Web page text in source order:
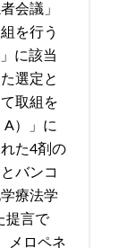
会議」
を行う
に該当
選定と
取組を
A）」に
た4剤の
バンコ
療法学
提言で
メロペネ